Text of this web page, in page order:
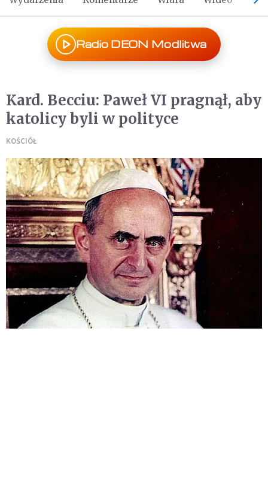
Radio DEON Modlitwa
Kard. Becciu: Paweł VI pragnął, aby
katolicy byli w polityce
KOŚCIÓŁ